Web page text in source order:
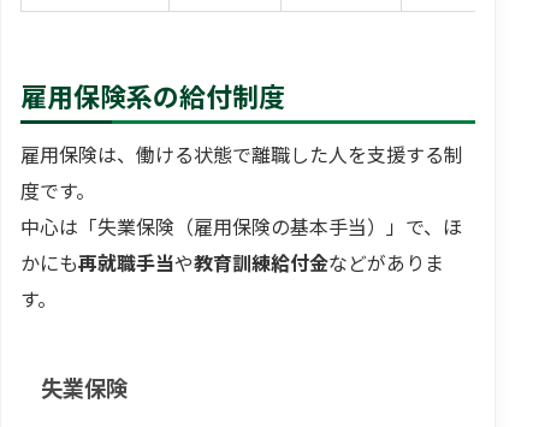
雇用保険系の給付制度
雇用保険は、働ける状態で離職した人を支援する制
度です。
中心は「失業保険（雇用保険の基本手当）」で、ほ
かにも再就職手当や教育訓練給付金などがありま
す。
失業保険